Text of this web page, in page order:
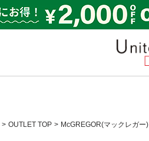
OUTLET TOP McGREGOR(マックレガー)